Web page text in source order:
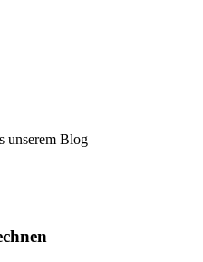
unserem Blog